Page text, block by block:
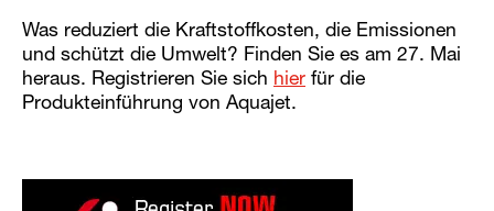
Was reduziert die Kraftstoffkosten, die Emissionen
und schützt die Umwelt? Finden Sie es am 27. Mai
heraus. Registrieren Sie sich hier für die
Produkteinführung von Aquajet.